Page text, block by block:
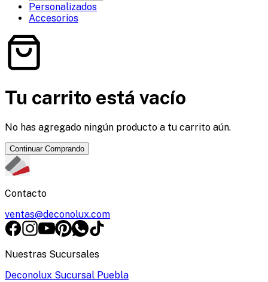
Personalizados
Accesorios
Tu carrito está vacío
No has agregado ningún producto a tu carrito aún.
Continuar Comprando
Contacto
ventas@deconolux.com
Nuestras Sucursales
Deconolux Sucursal Puebla